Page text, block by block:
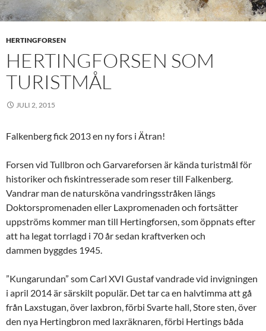
HERTINGFORSEN
HERTINGFORSEN SOM
TURISTMÅL
JULI 2, 2015
Falkenberg fick 2013 en ny fors i Ätran!
Forsen vid Tullbron och Garvareforsen är kända turistmål för
historiker och fiskintresserade som reser till Falkenberg.
Vandrar man de natursköna vandringsstråken längs
Doktorspromenaden eller Laxpromenaden och fortsätter
uppströms kommer man till Hertingforsen, som öppnats efter
att ha legat torrlagd i 70 år sedan kraftverken och
dammen byggdes 1945.
”Kungarundan” som Carl XVI Gustaf vandrade vid invigningen
i april 2014 är särskilt populär. Det tar ca en halvtimma att gå
från Laxstugan, över laxbron, förbi Svarte hall, Store sten, över
den nya Hertingbron med laxräknaren, förbi Hertings båda